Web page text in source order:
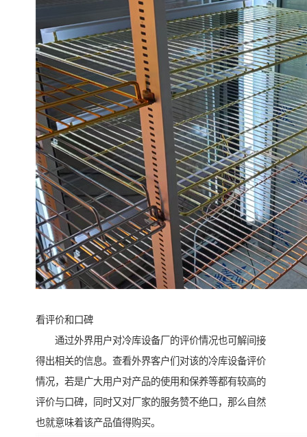
看评价和口碑
通过外界用户对冷库设备厂的评价情况也可解间接
得出相关的信息。查看外界客户们对该的冷库设备评价
情况，若是广大用户对产品的使用和保养等都有较高的
评价与口碑，同时又对厂家的服务赞不绝口，那么自然
也就意味着该产品值得购买。